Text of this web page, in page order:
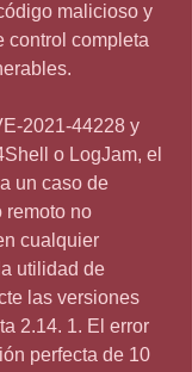
malicioso y
control completa
2021-44228 y
o LogJam, el
un caso de
remoto no
cualquier
utilidad de
las versiones
2.14. 1. El error
perfecta de 10